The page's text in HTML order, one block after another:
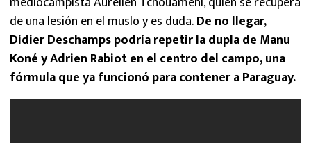
de una lesión en el muslo y es duda.De no llegar,
Didier Deschamps podría repetir la dupla de Manu
Koné y Adrien Rabiot en el centro del campo, una
fórmula que ya funcionó para contener a Paraguay.